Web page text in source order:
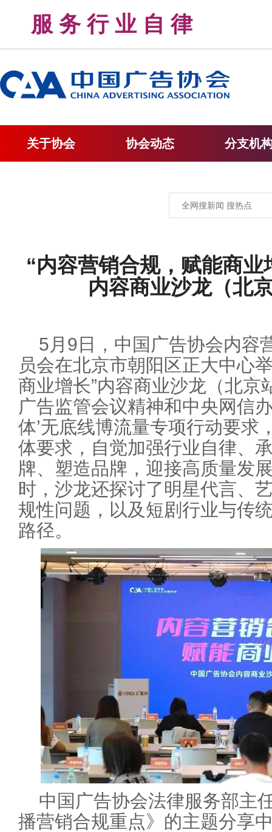
服 务 行 业 自 律
关于协会 协会动态 分支机
“内容营销合规，赋能商
内容商业沙龙（北
5月9日，中国广告协会内容
员会在北京市朝阳区正大中心
商业增长”内容商业沙龙（北京
广告监管会议精神和中央网信
体’无底线博流量专项行动要求
体要求，自觉加强行业自律、
牌、塑造品牌，迎接高质量发
时，沙龙还探讨了明星代言、
规性问题，以及短剧行业与传
路径。
中国广告协会法律服务部主
播营销合规重点》的主题分享